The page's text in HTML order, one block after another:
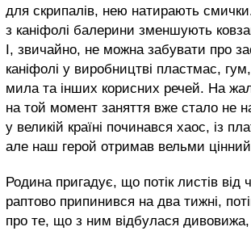
для скрипалів, нею натирають
з каніфолі балерини зменшують
І, звичайно, не можна забувати про
каніфолі у виробництві пластмас,
мила та інших корисних речей. На
на той момент заняття вже стало не
у великій країні починався хаос, із
але наш герой отримав вельми
Родина пригадує, що потік листів від
раптово припинився на два тижні,
про те, що з ним відбулася дивовижа,